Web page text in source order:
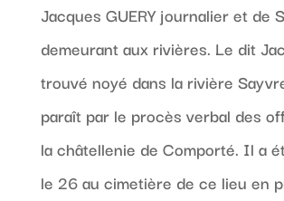
Jacques GUERY journalier et de
demeurant aux rivières. Le dit
trouvé noyé dans la rivière
paraît par le procès verbal des
la châtellenie de Comporté. Il a
le 26 au cimetière de ce lieu en